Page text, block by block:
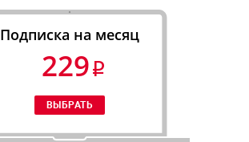
Подписка на месяц
229